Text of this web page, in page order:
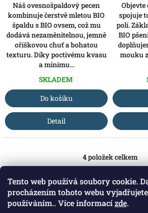
Tento web používá soubory cookie.
procházením tohoto webu
používáním.. Více informacízde.
Náš ovesnošpaldový pecen
kombinuje čerstvě mletou BIO
špaldu s BIO ovsem, což mu
dodává nezaměnitelnou, jemně
oříškovou chuť a bohatou
texturu. Díky poctivému kvasu
a minimu...
SKLADEM
Do košíku
Detail
Objevte
spojuje
polí.
BIO
mouku
O
l
á
d
a
4položek celkem
Blog Ze zahrady do kuchyně